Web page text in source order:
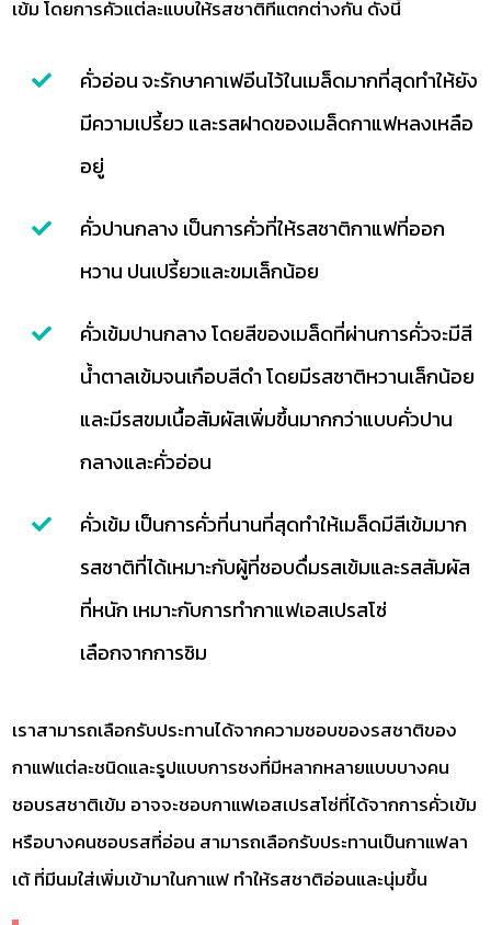
เข้ม โดยการคั่วแต่ละแบบให้รสชาติที่แตกต่างกัน ดังนี้
คั่วอ่อน จะรักษาคาเฟอีนไว้ในเมล็ดมากที่สุดทำให้ยัง
มีความเปรี้ยว และรสฝาดของเมล็ดกาแฟหลงเหลือ
อยู่
คั่วปานกลาง เป็นการคั่วที่ให้รสชาติกาแฟที่ออก
หวาน ปนเปรี้ยวและขมเล็กน้อย
คั่วเข้มปานกลาง โดยสีของเมล็ดที่ผ่านการคั่วจะมีสี
น้ำตาลเข้มจนเกือบสีดำ โดยมีรสชาติหวานเล็กน้อย
และมีรสขมเนื้อสัมผัสเพิ่มขึ้นมากกว่าแบบคั่วปาน
กลางและคั่วอ่อน
คั่วเข้ม เป็นการคั่วที่นานที่สุดทำให้เมล็ดมีสีเข้มมาก
รสชาติที่ได้เหมาะกับผู้ที่ชอบดื่มรสเข้มและรสสัมผัส
ที่หนัก เหมาะกับการทำกาแฟเอสเปรสโซ่
เลือกจากการชิม
เราสามารถเลือกรับประทานได้จากความชอบของรสชาติของ
กาแฟแต่ละชนิดและรูปแบบการชงที่มีหลากหลายแบบบางคน
ชอบรสชาติเข้ม อาจจะชอบกาแฟเอสเปรสโซ่ที่ได้จากการคั่วเข้ม
หรือบางคนชอบรสที่อ่อน สามารถเลือกรับประทานเป็นกาแฟลา
เต้ ที่มีนมใส่เพิ่มเข้ามาในกาแฟ ทำให้รสชาติอ่อนและนุ่มขึ้น